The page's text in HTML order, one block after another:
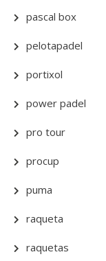
pascal box
pelotapadel
portixol
power padel
pro tour
procup
puma
raqueta
raquetas